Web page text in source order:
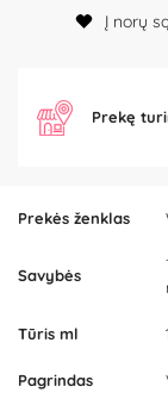
Prekės ženklas
Savybės
Tūris ml
Pagrindas
Į norų
Prekę